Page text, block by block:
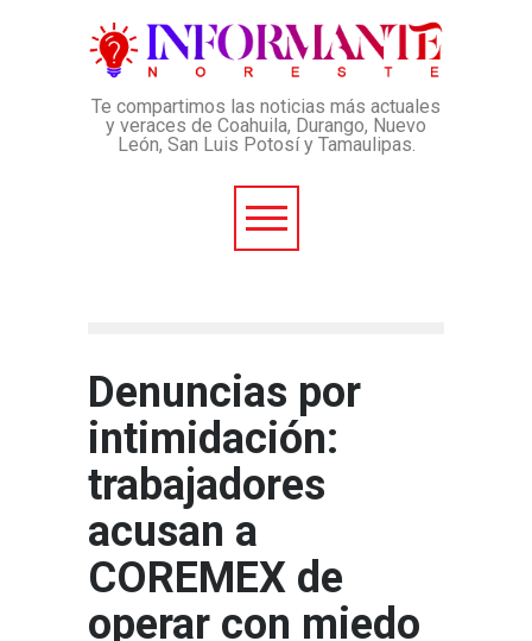
Te compartimos las noticias más actuales
y veraces de Coahuila, Durango, Nuevo
León, San Luis Potosí y Tamaulipas.
Denuncias por
intimidación:
trabajadores
acusan a
COREMEX de
operar con miedo